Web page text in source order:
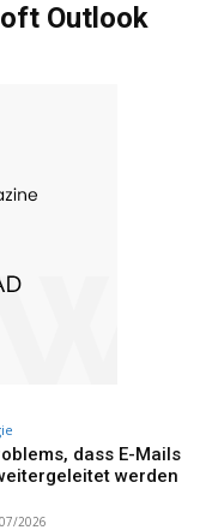
Outlook
dass E-Mails
werden
2026